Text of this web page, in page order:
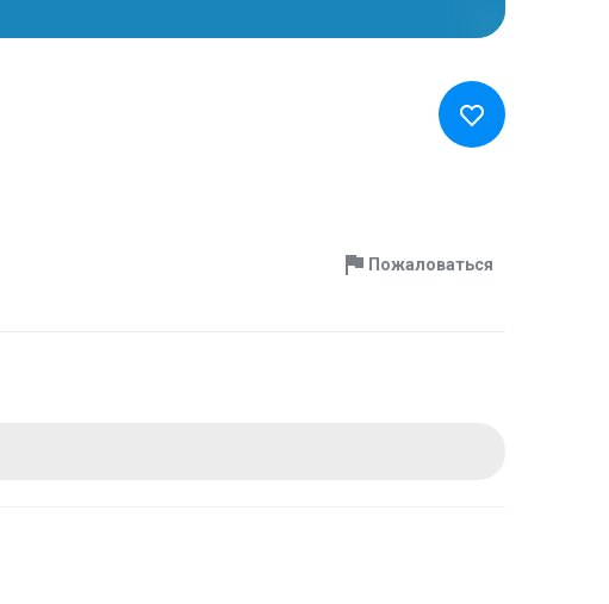
Пожаловаться